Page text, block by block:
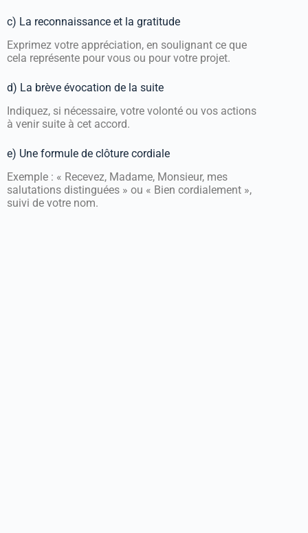
c) La reconnaissance et la gratitude
Exprimez votre appréciation, en soulignant ce que
cela représente pour vous ou pour votre projet.
d) La brève évocation de la suite
Indiquez, si nécessaire, votre volonté ou vos actions
à venir suite à cet accord.
e) Une formule de clôture cordiale
Exemple : « Recevez, Madame, Monsieur, mes
salutations distinguées » ou « Bien cordialement »,
suivi de votre nom.